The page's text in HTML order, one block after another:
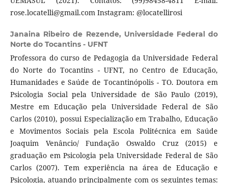
rose.locatelli@gmail.com Instagram: @locatellirosi
Janaina Ribeiro de Rezende, Universidade Federal do
Norte do Tocantins - UFNT
Professora do curso de Pedagogia da Universidade Federal
do Norte do Tocantins - UFNT, no Centro de Educação,
Humanidades e Saúde de Tocantinópolis - TO. Doutora em
Psicologia Social pela Universidade de São Paulo (2019),
Mestre em Educação pela Universidade Federal de São
Carlos (2010), possui Especialização em Trabalho, Educação
e Movimentos Sociais pela Escola Politécnica em Saúde
Joaquim Venâncio/ Fundação Oswaldo Cruz (2015) e
graduação em Psicologia pela Universidade Federal de São
Carlos (2007). Tem experiência na área de Educação e
Psicologia, atuando principalmente com os seguintes temas: